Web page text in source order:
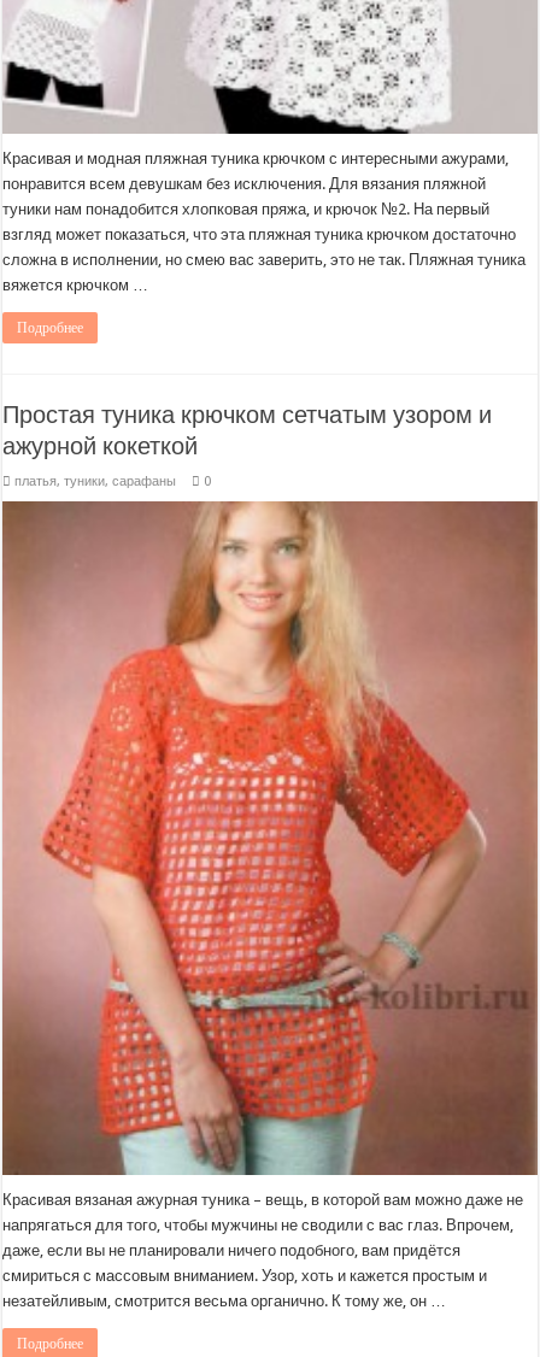
Красивая и модная пляжная туника крючком с интересными ажурами,
понравится всем девушкам без исключения. Для вязания пляжной
туники нам понадобится хлопковая пряжа, и крючок №2. На первый
взгляд может показаться, что эта пляжная туника крючком достаточно
сложна в исполнении, но смею вас заверить, это не так. Пляжная туника
вяжется крючком …
Подробнее
Простая туника крючком сетчатым узором и
ажурной кокеткой
платья, туники, сарафаны 0
Красивая вязаная ажурная туника – вещь, в которой вам можно даже не
напрягаться для того, чтобы мужчины не сводили с вас глаз. Впрочем,
даже, если вы не планировали ничего подобного, вам придётся
смириться с массовым вниманием. Узор, хоть и кажется простым и
незатейливым, смотрится весьма органично. К тому же, он …
Подробнее